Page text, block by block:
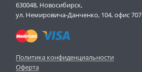
630048, Новосибирск,
ул. Немировича-Данченко, 104, офис 707
Политика конфиденциальности
Оферта